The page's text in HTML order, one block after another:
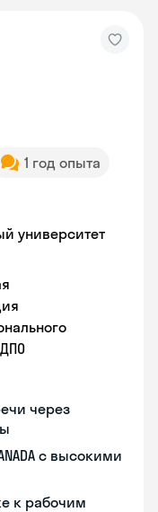
1 год опыта
университет
через
с высокими
к рабочим